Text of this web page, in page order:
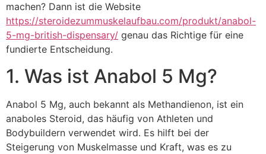
machen? Dann ist die Website
https://steroidezummuskelaufbau.com/produkt/anabol-
5-mg-british-dispensary/ genau das Richtige für eine
fundierte Entscheidung.
1. Was ist Anabol 5 Mg?
Anabol 5 Mg, auch bekannt als Methandienon, ist ein
anaboles Steroid, das häufig von Athleten und
Bodybuildern verwendet wird. Es hilft bei der
Steigerung von Muskelmasse und Kraft, was es zu